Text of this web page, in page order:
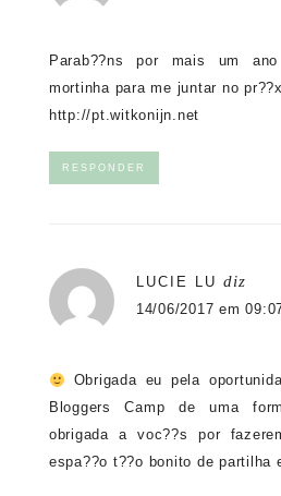
Parab??ns por mais um
mortinha para me juntar no
http://pt.witkonijn.net
RESPONDER
LUCIE LU diz
14/06/2017 em
Obrigada eu pela
Bloggers Camp de uma
obrigada a voc??s por
espa??o t??o bonito de partilha